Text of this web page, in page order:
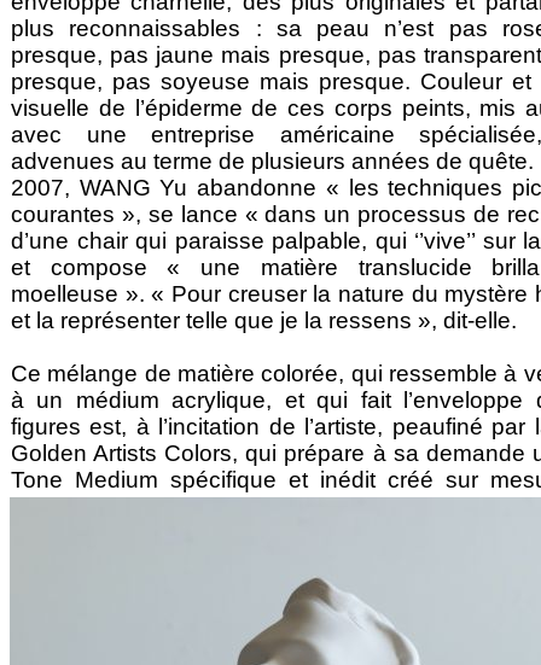
plus reconnaissables : sa peau n’est pas
presque, pas jaune mais presque, pas
presque, pas soyeuse mais presque. Couleur et
visuelle de l’épiderme de ces corps peints, mis
avec une entreprise américaine
advenues au terme de plusieurs années de quête.
2007, WANG Yu abandonne « les techniques
courantes », se lance « dans un processus de
d’une chair qui paraisse palpable, qui ‘’vive’’ sur
et compose « une matière translucide
moelleuse ». « Pour creuser la nature du mystère
et la représenter telle que je la ressens », dit-elle.
Ce mélange de matière colorée, qui ressemble à
à un médium acrylique, et qui fait l’enveloppe
figures est, à l’incitation de l’artiste, peaufiné par
Golden Artists Colors, qui prépare à sa demande
Tone Medium spécifique et inédit créé sur
brillante, épaisse et vivante ». Pour quel effet
intellectuel ? Nous, spectateurs, nous identifions
corps peints par l’artiste. Leur différence ne nous